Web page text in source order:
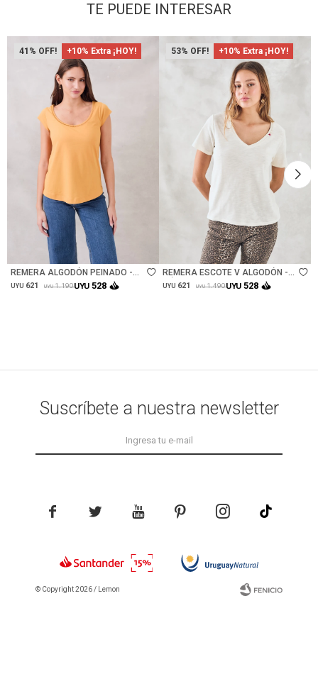
TE PUEDE INTERESAR
41 +10% Extra ¡HOY!
Talle
REMERA ALGODÓN PEINADO -
CAMEL
UYU 621 UYU 1.190UYU 528
53 +10% Extra ¡HOY!
REMERA ESCOTE V ALGODÓN -
NÁCAR
UYU 621 UYU 1.490UYU 528
Suscríbete a nuestra newsletter
    
© Copyright 2026 / Lemon